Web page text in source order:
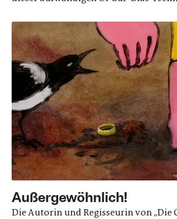
Außergewöhnlich!
Die Autorin und Regisseurin von „Die